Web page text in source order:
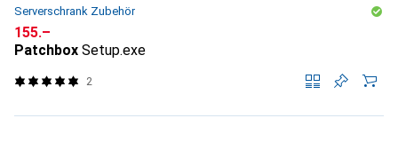
Serverschrank Zubehör
CHF
155.–
Patchbox Setup.exe
2